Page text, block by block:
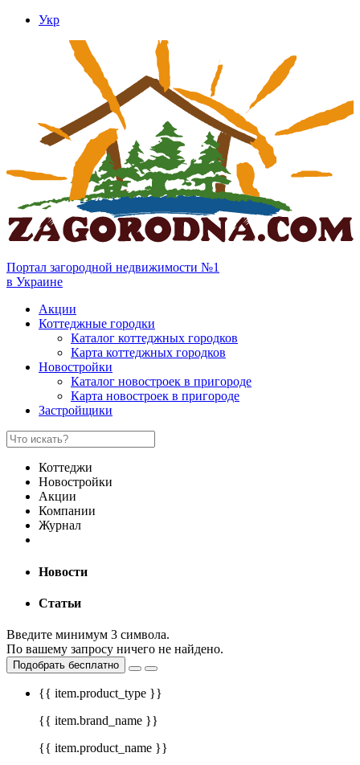
Укр
Портал загородной недвижимости №1
в Украине
Акции
Коттеджные городки
Каталог коттеджных городков
Карта коттеджных городков
Новостройки
Каталог новостроек в пригороде
Карта новостроек в пригороде
Застройщики
Коттеджи
Новостройки
Акции
Компании
Журнал
Новости
Статьи
Введите минимум 3 символа.
По вашему запросу ничего не найдено.
Подобрать бесплатно
{{ item.product_type }}
{{ item.brand_name }}
{{ item.product_name }}